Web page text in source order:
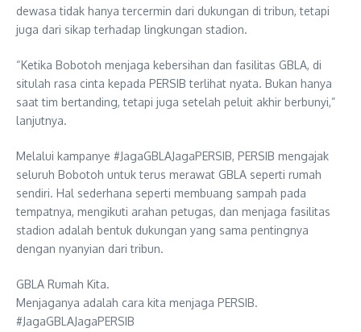
dewasa tidak hanya tercermin dari dukungan di tribun, tetapi
juga dari sikap terhadap lingkungan stadion.
“Ketika Bobotoh menjaga kebersihan dan fasilitas GBLA, di
situlah rasa cinta kepada PERSIB terlihat nyata. Bukan hanya
saat tim bertanding, tetapi juga setelah peluit akhir berbunyi,”
lanjutnya.
Melalui kampanye #JagaGBLAJagaPERSIB, PERSIB mengajak
seluruh Bobotoh untuk terus merawat GBLA seperti rumah
sendiri. Hal sederhana seperti membuang sampah pada
tempatnya, mengikuti arahan petugas, dan menjaga fasilitas
stadion adalah bentuk dukungan yang sama pentingnya
dengan nyanyian dari tribun.
GBLA Rumah Kita.
Menjaganya adalah cara kita menjaga PERSIB.
#JagaGBLAJagaPERSIB